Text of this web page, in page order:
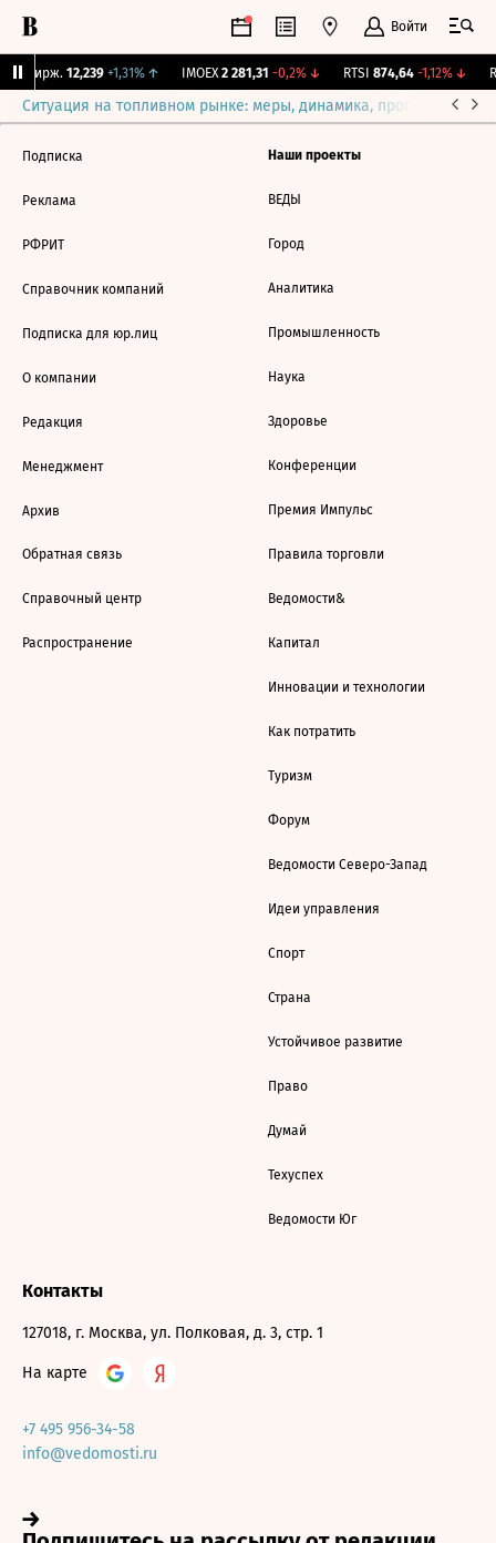
Войти
Бирж. 12,239 +1,31%↑ IMOEX 2 281,31 -0,2%↓ RTSI 874,64 -1,12%↓
Ситуация на топливном рынке: меры, динамика, прогнозы
Подписка
Реклама
РФРИТ
Справочник компаний
Подписка для юр.лиц
О компании
Редакция
Менеджмент
Архив
Обратная связь
Справочный центр
Распространение
Наши проекты
ВЕДЫ
Город
Аналитика
Промышленность
Наука
Здоровье
Конференции
Премия Импульс
Правила торговли
Ведомости&
Капитал
Инновации и технологии
Как потратить
Туризм
Форум
Ведомости Северо-Запад
Идеи управления
Спорт
Страна
Устойчивое развитие
Право
Думай
Техуспех
Ведомости Юг
Контакты
127018, г. Москва, ул. Полковая, д. 3, стр. 1
На карте
+7 495 956-34-58
info@vedomosti.ru